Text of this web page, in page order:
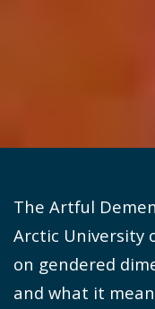
The Artful
Arctic University
on gendered
and what it